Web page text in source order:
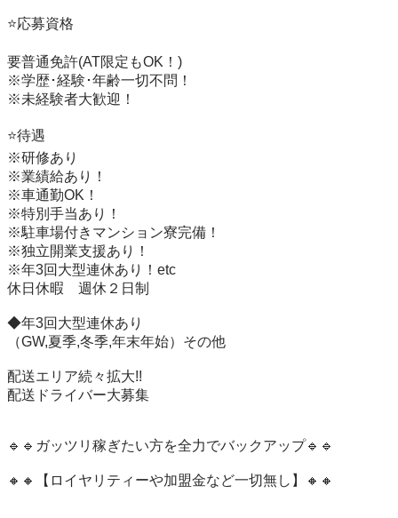
⭐️応募資格
要普通免許(AT限定もOK！)
※学歴･経験･年齢一切不問！
※未経験者大歓迎！
⭐️待遇
※研修あり
※業績給あり！
※車通勤OK！
※特別手当あり！
※駐車場付きマンション寮完備！
※独立開業支援あり！
※年3回大型連休あり！etc
休日休暇　週休２日制
◆年3回大型連休あり
（GW,夏季,冬季,年末年始）その他
配送エリア続々拡大!!
配送ドライバー大募集
🔹🔹ガッツリ稼ぎたい方を全力でバックアップ🔹🔹
🔸🔸【ロイヤリティーや加盟金など一切無し】🔸🔸